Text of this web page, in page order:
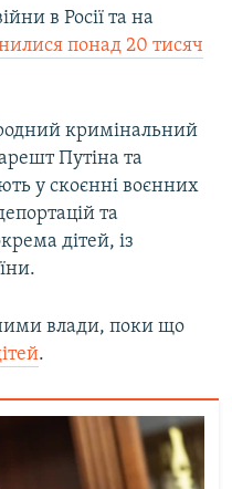
в Росії та на
понад 20 тисяч
кримінальний
Путіна та
у скоєнні воєнних
та
дітей, із
влади, поки що
.